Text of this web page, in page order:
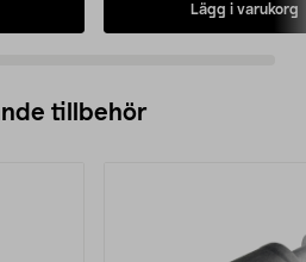
Lägg i varukorg
tillbehör